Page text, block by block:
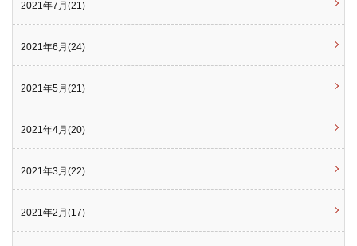
2021年7月(21)
2021年6月(24)
2021年5月(21)
2021年4月(20)
2021年3月(22)
2021年2月(17)